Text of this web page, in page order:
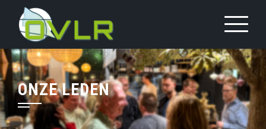
over
ga
naar
inhoudONZE LEDEN